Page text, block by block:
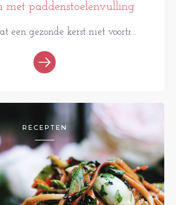
met paddenstoelenvulling
een gezonde kerst niet voortr...
RECEPTEN